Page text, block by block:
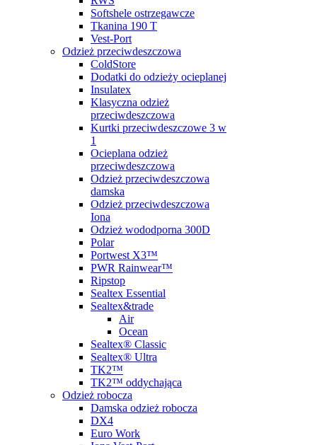
Softshele ostrzegawcze
Tkanina 190 T
Vest-Port
Odzież przeciwdeszczowa
ColdStore
Dodatki do odzieży ocieplanej
Insulatex
Klasyczna odzież
przeciwdeszczowa
Kurtki przeciwdeszczowe 3 w
1
Ocieplana odzież
przeciwdeszczowa
Odzież przeciwdeszczowa
damska
Odzież przeciwdeszczowa
Iona
Odzież wododporna 300D
Polar
Portwest X3™
PWR Rainwear™
Ripstop
Sealtex Essential
Sealtex&trade
Air
Ocean
Sealtex® Classic
Sealtex® Ultra
TK2™
TK2™ oddychająca
Odzież robocza
Damska odzież robocza
DX4
Euro Work